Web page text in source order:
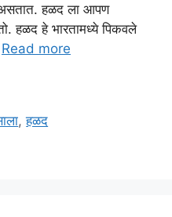
असतात. हळद ला आपण
हळद हे भारतामध्ये पिकवले
Read more
,हळद